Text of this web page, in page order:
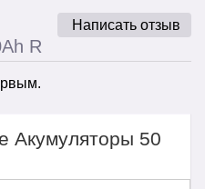
Написать отзыв
R
Акумуляторы 50